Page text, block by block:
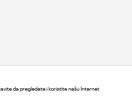
da pregledate i koristite našu Internet